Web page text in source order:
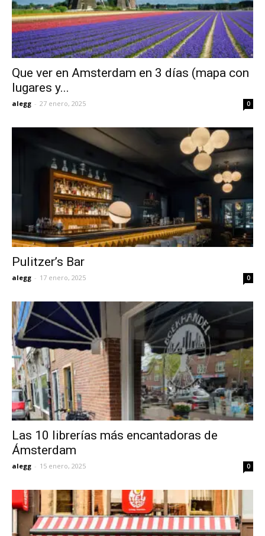
Que ver en Amsterdam en 3 días (mapa con
lugares y...
alegg - 27 enero, 2025 0
Pulitzer’s Bar
alegg - 17 enero, 2025 0
Las 10 librerías más encantadoras de
Ámsterdam
alegg - 15 enero, 2025 0